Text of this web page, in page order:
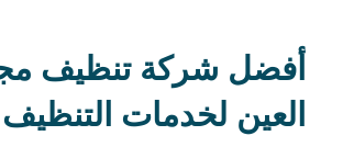
أفضل شركة تنظيف
العين لخدمات